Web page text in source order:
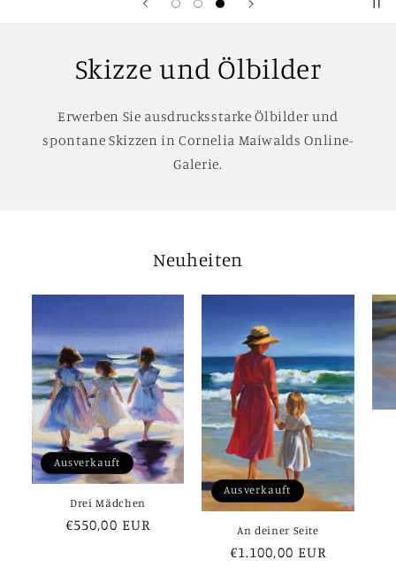
Skizze und Ölbilder
Erwerben Sie ausdrucksstarke Ölbilder und
spontane Skizzen in Cornelia Maiwalds Online-
Galerie.
Neuheiten
Ausverkauft
Drei Mädchen
Normaler
€550,00 EUR
Ausverkauft
An deiner Seite
Normaler
€1.100,00 EUR